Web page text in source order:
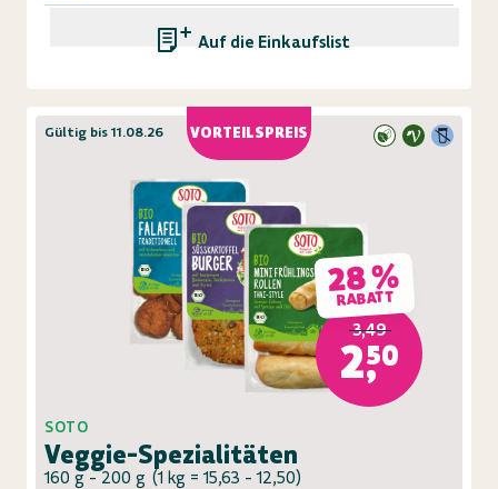
Auf die Einkaufsliste
VORTEILSPREIS
Gültig bis 11.08.26
28 %
RABATT
3,49
2,50
SOTO
Veggie-Spezialitäten
160 g - 200 g (1 kg = 15,63 - 12,50)